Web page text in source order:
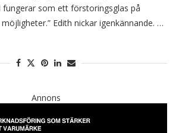
fungerar som ett förstoringsglas på
Edith nickar igenkännande. …
Annons